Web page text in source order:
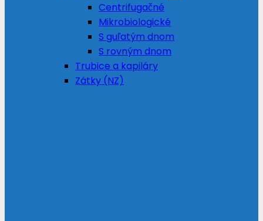
Centrifugačné
Mikrobiologické
S guľatým dnom
S rovným dnom
Trubice a kapiláry
Zátky (NZ)